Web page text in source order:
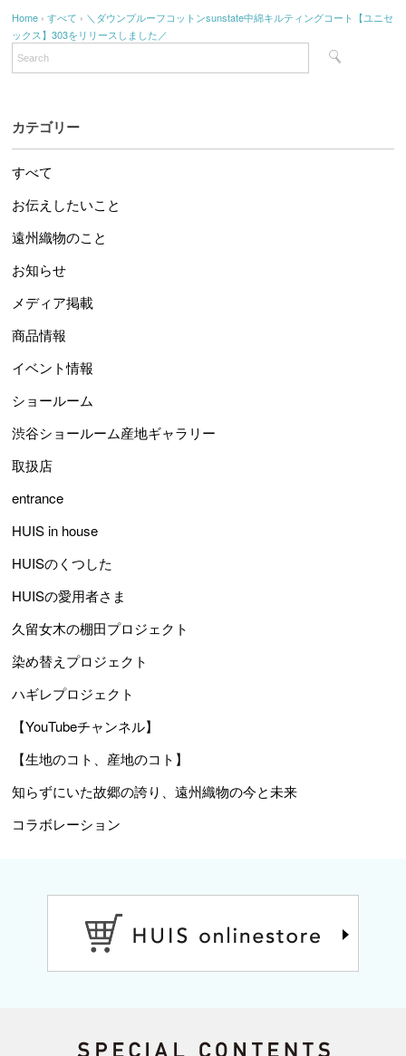
Home ›すべて › ＼ダウンプルーフコットンsunstate中綿キルティングコート【ユニセ
ックス】303をリリースしました／
カテゴリー
すべて
お伝えしたいこと
遠州織物のこと
お知らせ
メディア掲載
商品情報
イベント情報
ショールーム
渋谷ショールーム産地ギャラリー
取扱店
entrance
HUIS in house
HUISのくつした
HUISの愛用者さま
久留女木の棚田プロジェクト
染め替えプロジェクト
ハギレプロジェクト
【YouTubeチャンネル】
【生地のコト、産地のコト】
知らずにいた故郷の誇り、遠州織物の今と未来
コラボレーション